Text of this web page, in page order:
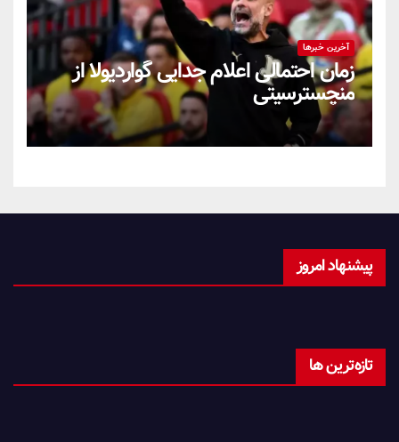
آخرین خبرها
زمان احتمالی اعلام جدایی گواردیولا از
منچسترسیتی
پیشنهاد امروز
تازه‌ترین ها